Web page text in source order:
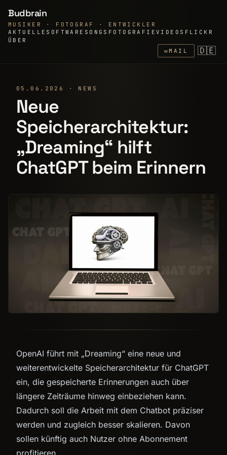
Budbrain
MUSIKER · FOTOGRAF · ENTWICKLER
AKTUELLE SOFTWARE SONGS FOTOGRAFIEVIDEOS FLICKR
ÜBER
✉MAIL 🇩🇪
05.06.2026 · NEWS
Neue
Speicherarchitektur:
„Dreaming“ hilft
ChatGPT beim Erinnern
OpenAI führt mit „Dreaming“ eine neue und
weiterentwickelte Speicherarchitektur für ChatGPT
ein, die gespeicherte Erinnerungen auch über
längere Zeiträume hinweg einbeziehen kann.
Dadurch soll die Arbeit mit dem Chatbot präziser
werden und zugleich besser skalieren. Davon
sollen künftig auch Nutzer ohne Abonnement
profitieren.